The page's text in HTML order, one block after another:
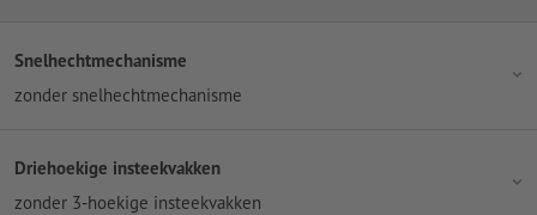
Snelhechtmechanisme
zonder snelhechtmechanisme
Driehoekige insteekvakken
zonder 3-hoekige insteekvakken